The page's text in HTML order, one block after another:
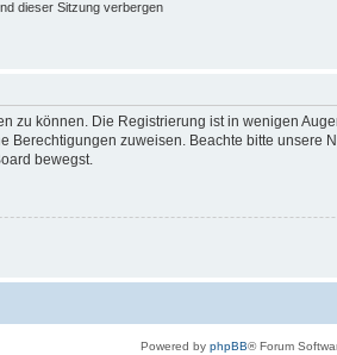
dieser Sitzung verbergen
zu können. Die Registrierung ist in wenigen
Berechtigungen zuweisen. Beachte bitte
bewegst.
Powered by phpBB® Forum